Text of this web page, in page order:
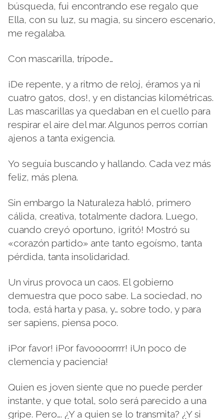
búsqueda, fui encontrando ese regalo que
Ella, con su luz, su magia, su sincero escenario,
me regalaba.
Con mascarilla, trípode…
¡De repente, y a ritmo de reloj, éramos ya ni
cuatro gatos, dos!, y en distancias kilométricas.
Las mascarillas ya quedaban en el cuello para
respirar el aire del mar. Algunos perros corrían
ajenos a tanta exigencia.
Yo seguía buscando y hallando. Cada vez más
feliz, más plena.
Sin embargo la Naturaleza habló, primero
cálida, creativa, totalmente dadora. Luego,
cuando creyó oportuno, ¡gritó! Mostró su
«corazón partido» ante tanto egoísmo, tanta
pérdida, tanta insolidaridad.
Un virus provoca un caos. El gobierno
demuestra que poco sabe. La sociedad, no
toda, está harta y pasa, y… sobre todo, y para
ser sapiens, piensa poco.
¡Por favor! ¡Por favoooorrrr! ¡Un poco de
clemencia y paciencia!
Quien es joven siente que no puede perder
instante, y que total, solo será parecido a una
gripe. Pero…. ¿Y a quien se lo transmita? ¿Y si